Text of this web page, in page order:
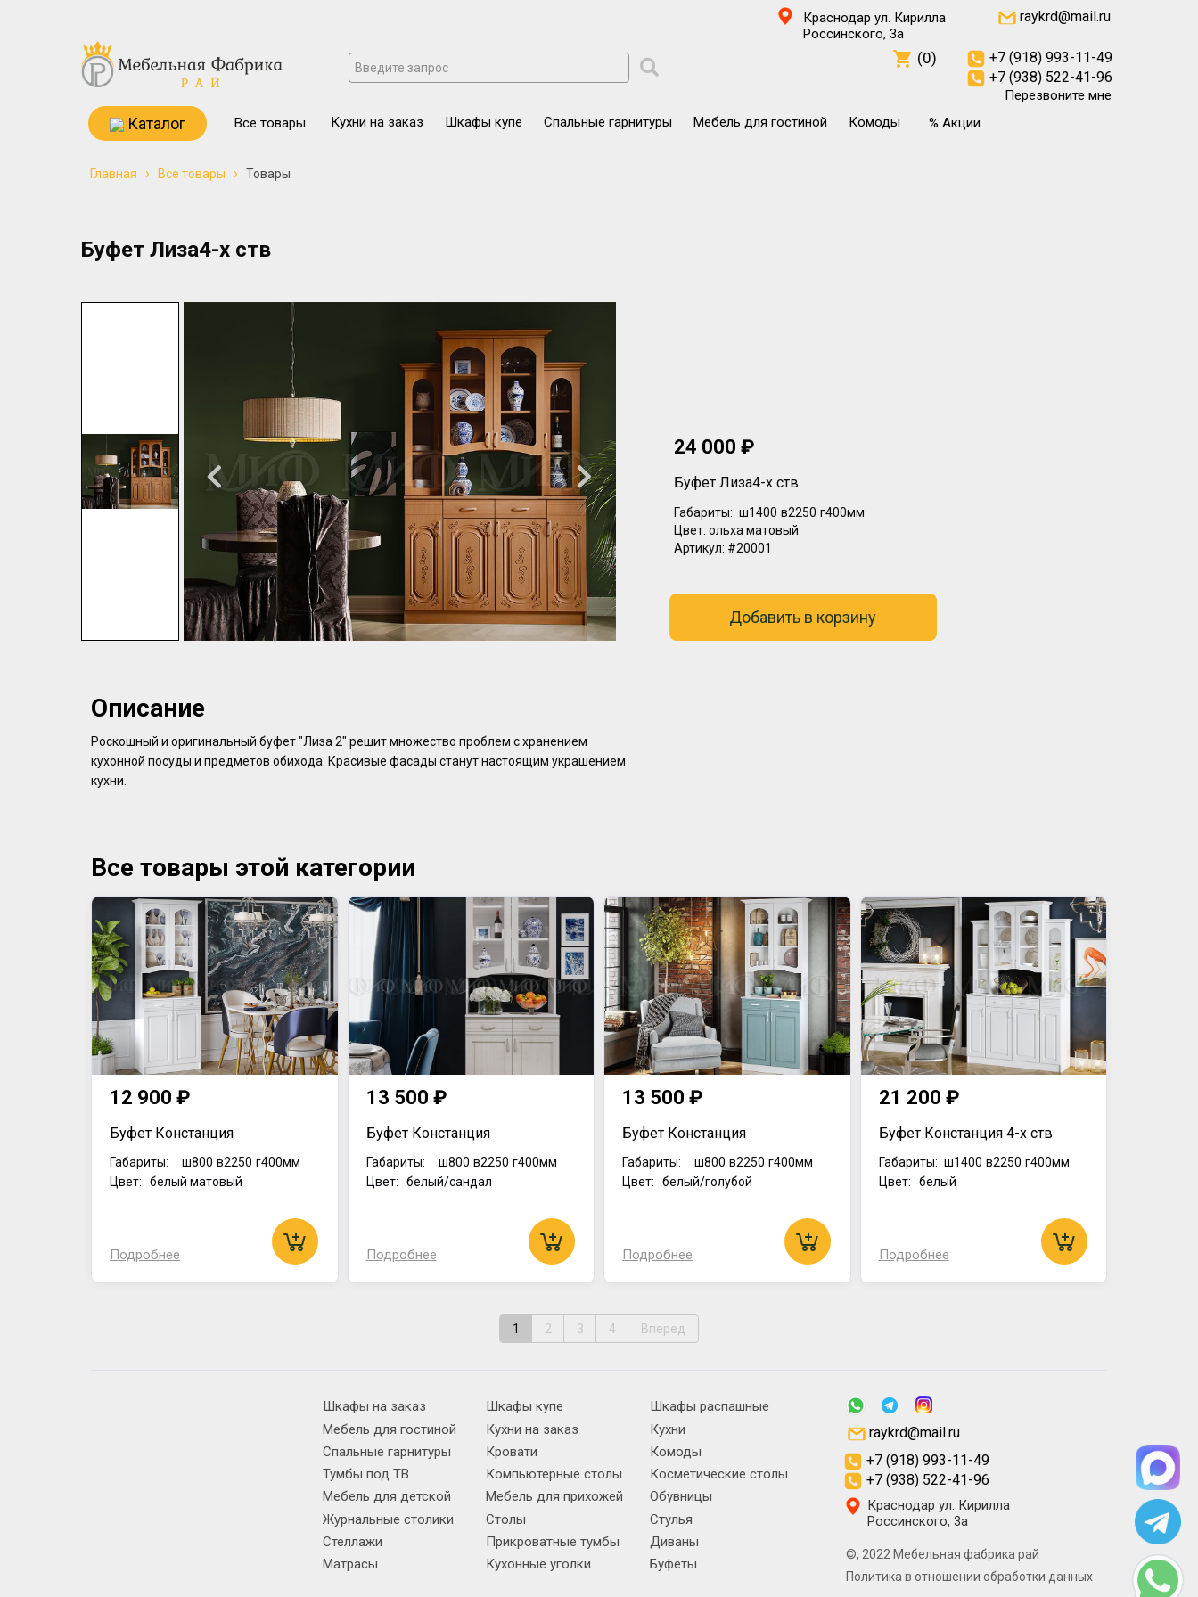
Краснодар ул. Кирилла
Россинского, 3а
raykrd@mail.ru
Перезвоните мне
Кухни на заказ
Шкафы купе Спальные гарнитуры Мебель для гостиной Комоды
Все товары % Акции
Каталог
(0)
+7 (918) 993-11-49
+7 (938) 522-41-96
Главная › Все товары › Товары
Буфет Лиза4-х ств
24 000 ₽
Буфет Лиза4-х ств
Габариты: ш1400 в2250 г400мм
Цвет: ольха матовый
Артикул: #20001
Добавить в корзину
Описание
Роскошный и оригинальный буфет "Лиза 2" решит множество проблем с хранением
кухонной посуды и предметов обихода. Красивые фасады станут настоящим украшением
кухни.
Все товары этой категории
12 900 ₽
Буфет Констанция
Габариты: ш800 в2250 г400мм
Цвет: белый матовый
Подробнее
13 500 ₽
Буфет Констанция
Габариты: ш800 в2250 г400мм
Цвет: белый/сандал
Подробнее
13 500 ₽
Буфет Констанция
Габариты: ш800 в2250 г400мм
Цвет: белый/голубой
Подробнее
21 200 ₽
Буфет Констанция 4-х ств
Габариты: ш1400 в2250 г400мм
Цвет: белый
Подробнее
1 2 3 4 Вперед
©, 2022 Мебельная фабрика рай
Политика в отношении обработки данных
Краснодар ул. Кирилла
Россинского, 3а
Шкафы на заказ Шкафы купе
Шкафы распашные
Мебель для гостиной
Кухни на заказ
Кухни
Спальные гарнитуры
Кровати
Комоды
Тумбы под ТВ
Компьютерные столы
Косметические столы
Мебель для детской
Мебель для прихожей
Обувницы
Журнальные столики
Столы
Стулья
Стеллажи
Прикроватные тумбы
Диваны
Матрасы
Кухонные уголки Буфеты
+7 (918) 993-11-49
+7 (938) 522-41-96
raykrd@mail.ru